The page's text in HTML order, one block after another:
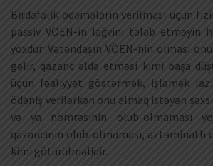
Birdəfəlik ödəmələrin verilməsi üçün
passiv VÖEN-in ləğvini tələb etməyin
yoxdur. Vətəndaşın VÖEN-nin olması
gəlir, qazanc əldə etməsi kimi başa
üçün fəaliyyət göstərmək, işləmək
ödəniş verilərkən onu almaq istəyən
və ya nömrəsinin olub-olmaması
qazancının olub-olmaması, aztəminatlı
kimi götürülməlidir.